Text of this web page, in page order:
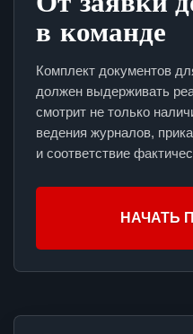
в команде
Комплект документов
должен выдерживать
смотрит не только
ведения журналов,
и соответствие
НАЧАТЬ